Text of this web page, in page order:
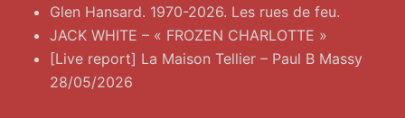
Glen Hansard. 1970-2026. Les rues de feu.
JACK WHITE – « FROZEN CHARLOTTE »
[Live report] La Maison Tellier – Paul B Massy
28/05/2026